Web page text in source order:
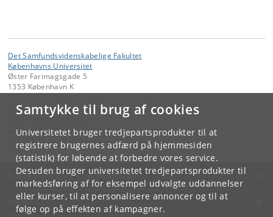
Samtykke til brug af cookies
Universitetet bruger tredjepartsprodukter til at
registrere brugernes adfærd på hjemmesiden
(statistik) for løbende at forbedre vores service.
Desuden bruger universitetet tredjepartsprodukter til
markedsføring af for eksempel udvalgte uddannelser
eller kurser, til at personalisere annoncer og til at
følge op på effekten af kampagner.
Det Samfundsvidenskabelige Fakultet
Københavns Universitet
Øster Farimagsgade 5
1353 København K
Kontakt:
Ditte Helsted-Amskov
dia @samf.ku.dk
+45 35 32 79 93
KØBENHAVNS UNIVERSITET
KONTAKT